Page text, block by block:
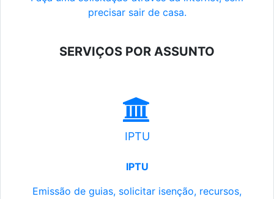
precisar sair de casa.
SERVIÇOS POR ASSUNTO
IPTU
IPTU
Emissão de guias, solicitar isenção, recursos,